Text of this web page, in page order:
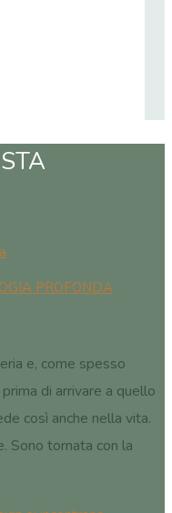
PROFONDA
e, come spesso
di arrivare a quello
così anche nella vita.
Sono tornata con la